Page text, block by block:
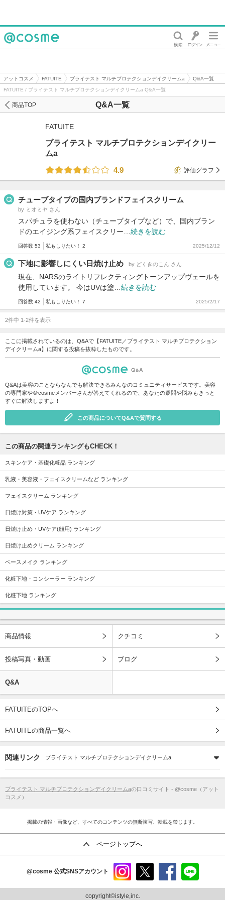
アットコスメ FATUITE ブライテスト マルチプロテクションデイクリームa
Q&A一覧
FATUITE / ブライテスト マルチプロテクションデイクリームa Q&A一覧
Q&A一覧
商品TOP
FATUITE
ブライテスト マルチプロテクションデイクリー
ムa
4.9
評価グラフ
チューブタイプの国内ブランドフェイスクリーム
by ミオミヤ さん
スパチュラを使わない（チューブタイプなど）で、国内ブラン
ドのエイジング系フェイスクリー… 続きを読む
回答数 53 私もしりたい！ 2 2025/12/12
下地に影響しにくい日焼け止め by どくきのこん さん
現在、NARSのライトリフレクティングトーンアップヴェールを
使用しています。 今はUVは塗… 続きを読む
回答数 42 私もしりたい！ 7 2025/2/17
2件中 1-2件を表示
ここに掲載されているのは、Q&Aで【FATUITE／ブライテスト マルチプロテクション
デイクリームa】に関する投稿を抜粋したものです。
Q&Aは美容のことならなんでも解決できるみんなのコミュニティサービスです。美容
の専門家や＠cosmeメンバーさんが答えてくれるので、あなたの疑問や悩みもきっと
すぐに解決しますよ！
この商品についてQ&Aで質問する
この商品の関連ランキングもCHECK！
スキンケア・基礎化粧品 ランキング
乳液・美容液・フェイスクリームなど ランキング
フェイスクリーム ランキング
日焼け対策・UVケア ランキング
日焼け止め・UVケア(顔用) ランキング
日焼け止めクリーム ランキング
ベースメイク ランキング
化粧下地・コンシーラー ランキング
化粧下地 ランキング
商品情報 クチコミ
投稿写真・動画 ブログ
Q&A
FATUITEのTOPへ
FATUITEの商品一覧へ
関連リンク ブライテスト マルチプロテクションデイクリームa
ブライテスト マルチプロテクションデイクリームaの口コミサイト - @cosme（アット
コスメ）
掲載の情報・画像など、すべてのコンテンツの無断複写、転載を禁じます。
ページトップへ
@cosme 公式SNSアカウント
ram
copyright©istyle,inc.